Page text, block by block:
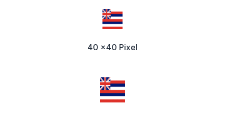
40 x40 Pixel